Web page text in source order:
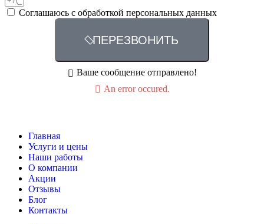
Соглашаюсь с обработкой персональных данных
ПЕРЕЗВОНИТЬ
Ваше сообщение отправлено!
An error occured.
Главная
Услуги и цены
Наши работы
О компании
Акции
Отзывы
Блог
Контакты